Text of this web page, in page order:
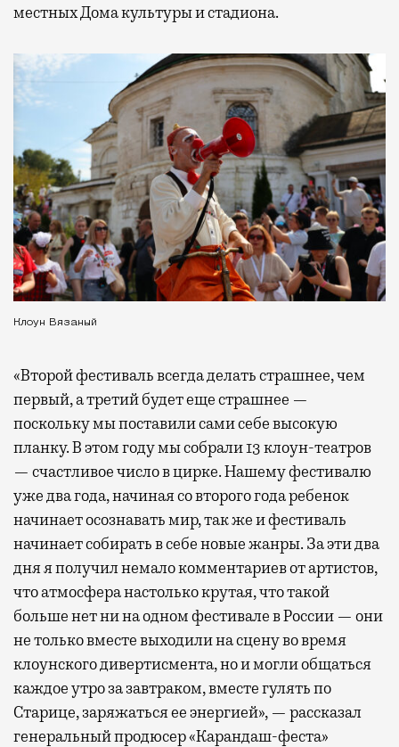
местных Дома культуры и стадиона.
Клоун Вязаный
«Второй фестиваль всегда делать страшнее, чем
первый, а третий будет еще страшнее —
поскольку мы поставили сами себе высокую
планку. В этом году мы собрали 13 клоун-театров
— счастливое число в цирке. Нашему фестивалю
уже два года, начиная со второго года ребенок
начинает осознавать мир, так же и фестиваль
начинает собирать в себе новые жанры. За эти два
дня я получил немало комментариев от артистов,
что атмосфера настолько крутая, что такой
больше нет ни на одном фестивале в России — они
не только вместе выходили на сцену во время
клоунского дивертисмента, но и могли общаться
каждое утро за завтраком, вместе гулять по
Старице, заряжаться ее энергией», — рассказал
генеральный продюсер «Карандаш-феста»